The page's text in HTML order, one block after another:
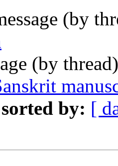
(by
(by
by: [